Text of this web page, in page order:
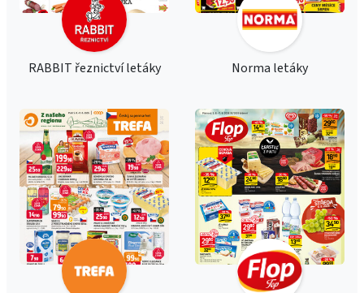
RABBIT řeznictví letáky Norma letáky